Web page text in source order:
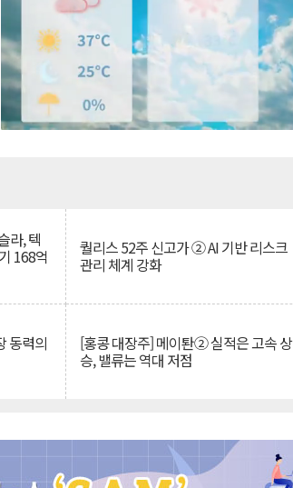
라, 텍
168억 퀄리스 52주 신고가 ② AI 기반 리스크
관리 체계 강화
동력의 [홍콩 대장주] 메이퇀② 실적은 고속 상
승, 밸류는 역대 저점